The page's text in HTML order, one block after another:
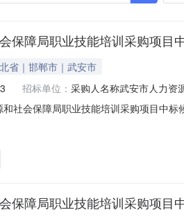
保障局职业技能培训采购项目
省｜邯郸市｜武安市
招标单位： 采购人名称武安市人力资
社会保障局职业技能培训采购项目中
购人地址：武安市劳动巷与矿建路交
保障局职业技能培训采购项目